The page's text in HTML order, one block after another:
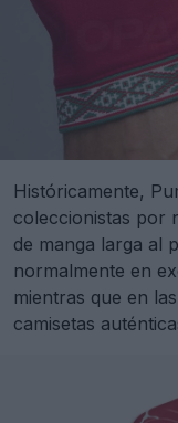
Históricamente,
coleccionistas por
de manga larga al
normalmente en
mientras que en
camisetas